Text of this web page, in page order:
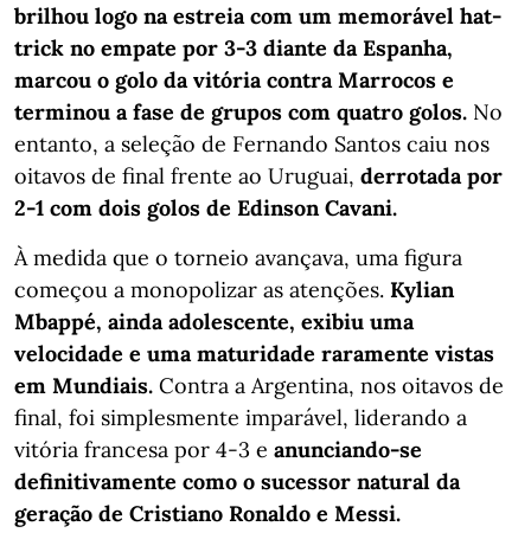
brilhou logo na estreia com um memorável hat-
trick no empate por 3-3 diante da Espanha,
marcou o golo da vitória contra Marrocos e
terminou a fase de grupos com quatro golos. No
entanto, a seleção de Fernando Santos caiu nos
oitavos de final frente ao Uruguai, derrotada por
2-1 com dois golos de Edinson Cavani.
À medida que o torneio avançava, uma figura
começou a monopolizar as atenções. Kylian
Mbappé, ainda adolescente, exibiu uma
velocidade e uma maturidade raramente vistas
em Mundiais. Contra a Argentina, nos oitavos de
final, foi simplesmente imparável, liderando a
vitória francesa por 4-3 e anunciando-se
definitivamente como o sucessor natural da
geração de Cristiano Ronaldo e Messi.